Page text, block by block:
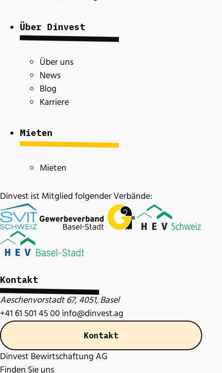
Über Dinvest
Über uns
News
Blog
Karriere
Mieten
Mieten
Dinvest ist Mitglied folgender Verbände:
Kontakt
Aeschenvorstadt 67, 4051, Basel
+41 61 501 45 00 info@dinvest.ag
Kontakt
Dinvest Bewirtschaftung AG